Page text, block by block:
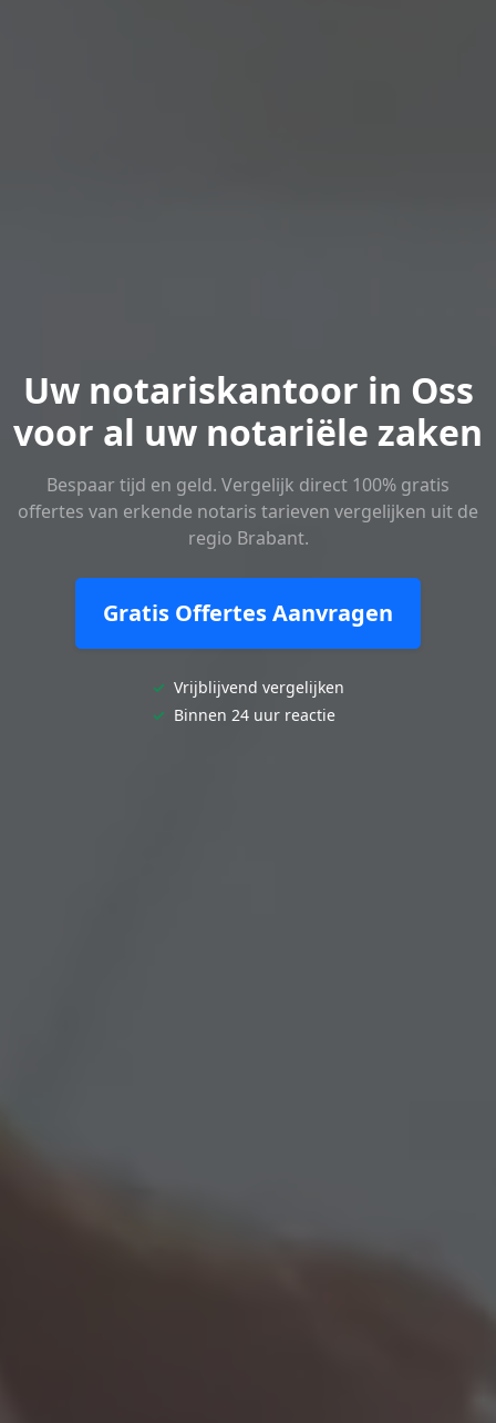
Uw notariskantoor in Oss
voor al uw notariële zaken
Bespaar tijd en geld. Vergelijk direct 100% gratis
offertes van erkende notaris tarieven vergelijken uit de
regio Brabant.
Gratis Offertes Aanvragen
✓ Vrijblijvend vergelijken
✓ Binnen 24 uur reactie